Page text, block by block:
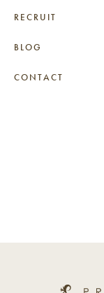
RECRUIT
BLOG
CONTACT